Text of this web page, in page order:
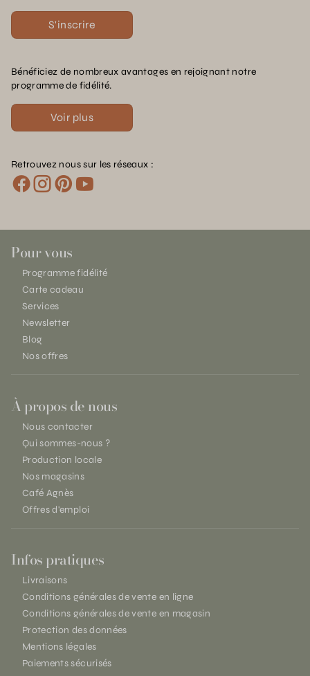
S'inscrire
Bénéficiez de nombreux avantages en rejoignant notre
programme de fidélité.
Voir plus
Retrouvez nous sur les réseaux :
Pour vous
Programme fidélité
Carte cadeau
Services
Newsletter
Blog
Nos offres
À propos de nous
Nous contacter
Qui sommes-nous ?
Production locale
Nos magasins
Café Agnès
Offres d'emploi
Infos pratiques
Livraisons
Conditions générales de vente en ligne
Conditions générales de vente en magasin
Protection des données
Mentions légales
Paiements sécurisés